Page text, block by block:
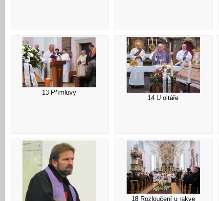
13 Přímluvy
14 U oltáře
18 Rozloučení u rakve